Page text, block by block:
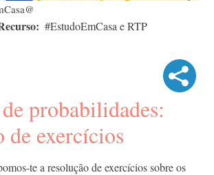
#EstudoEmCasa e RTP
probabilidades:
de exercícios
te a resolução de exercícios sobre os